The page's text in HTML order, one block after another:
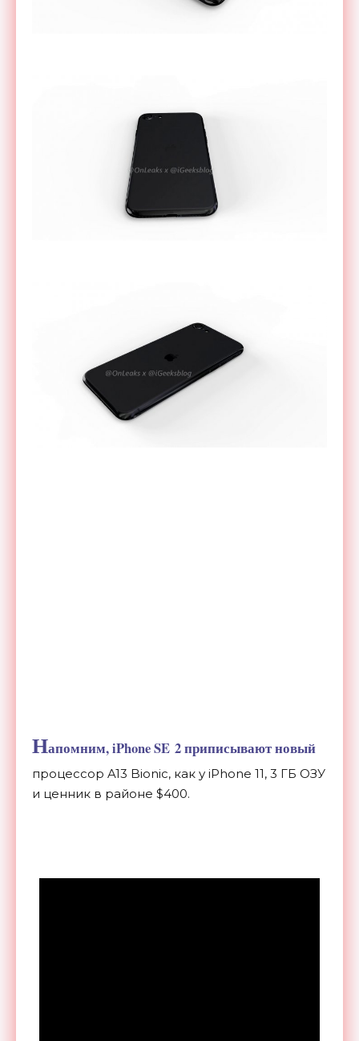
Напомним, iPhone SE 2 приписывают новый
процессор A13 Bionic, как у iPhone 11, 3 ГБ ОЗУ
и ценник в районе $400.